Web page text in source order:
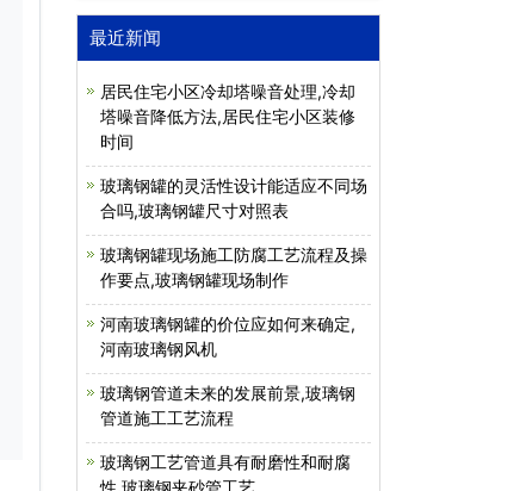
最近新闻
居民住宅小区冷却塔噪音处理,冷却
塔噪音降低方法,居民住宅小区装修
时间
玻璃钢罐的灵活性设计能适应不同场
合吗,玻璃钢罐尺寸对照表
玻璃钢罐现场施工防腐工艺流程及操
作要点,玻璃钢罐现场制作
河南玻璃钢罐的价位应如何来确定,
河南玻璃钢风机
玻璃钢管道未来的发展前景,玻璃钢
管道施工工艺流程
玻璃钢工艺管道具有耐磨性和耐腐
性,玻璃钢夹砂管工艺